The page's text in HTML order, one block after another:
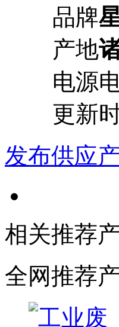
品牌
产地
电源
更新
发布供应
相关推荐
全网推荐